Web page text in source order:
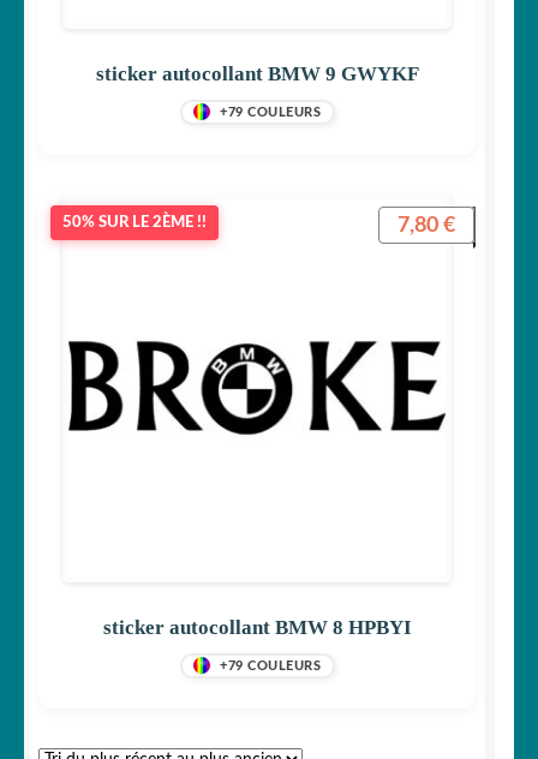
sticker autocollant BMW 9 GWYKF
+79 COULEURS
50% SUR LE 2ÈME !!
sticker autocollant BMW 8 HPBYI
+79 COULEURS
7,80 €